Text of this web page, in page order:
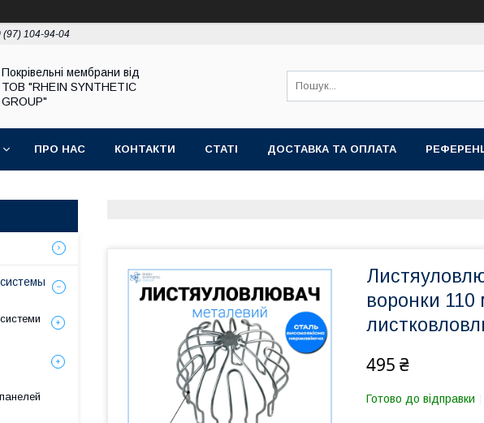
(97) 104-94-04
Покрівельні мембрани від
ТОВ "RHEIN SYNTHETIC
GROUP"
ПРО НАС КОНТАКТИ СТАТІ ДОСТАВКА ТА ОПЛАТА
воронки
495 ₴
Готово до відправки